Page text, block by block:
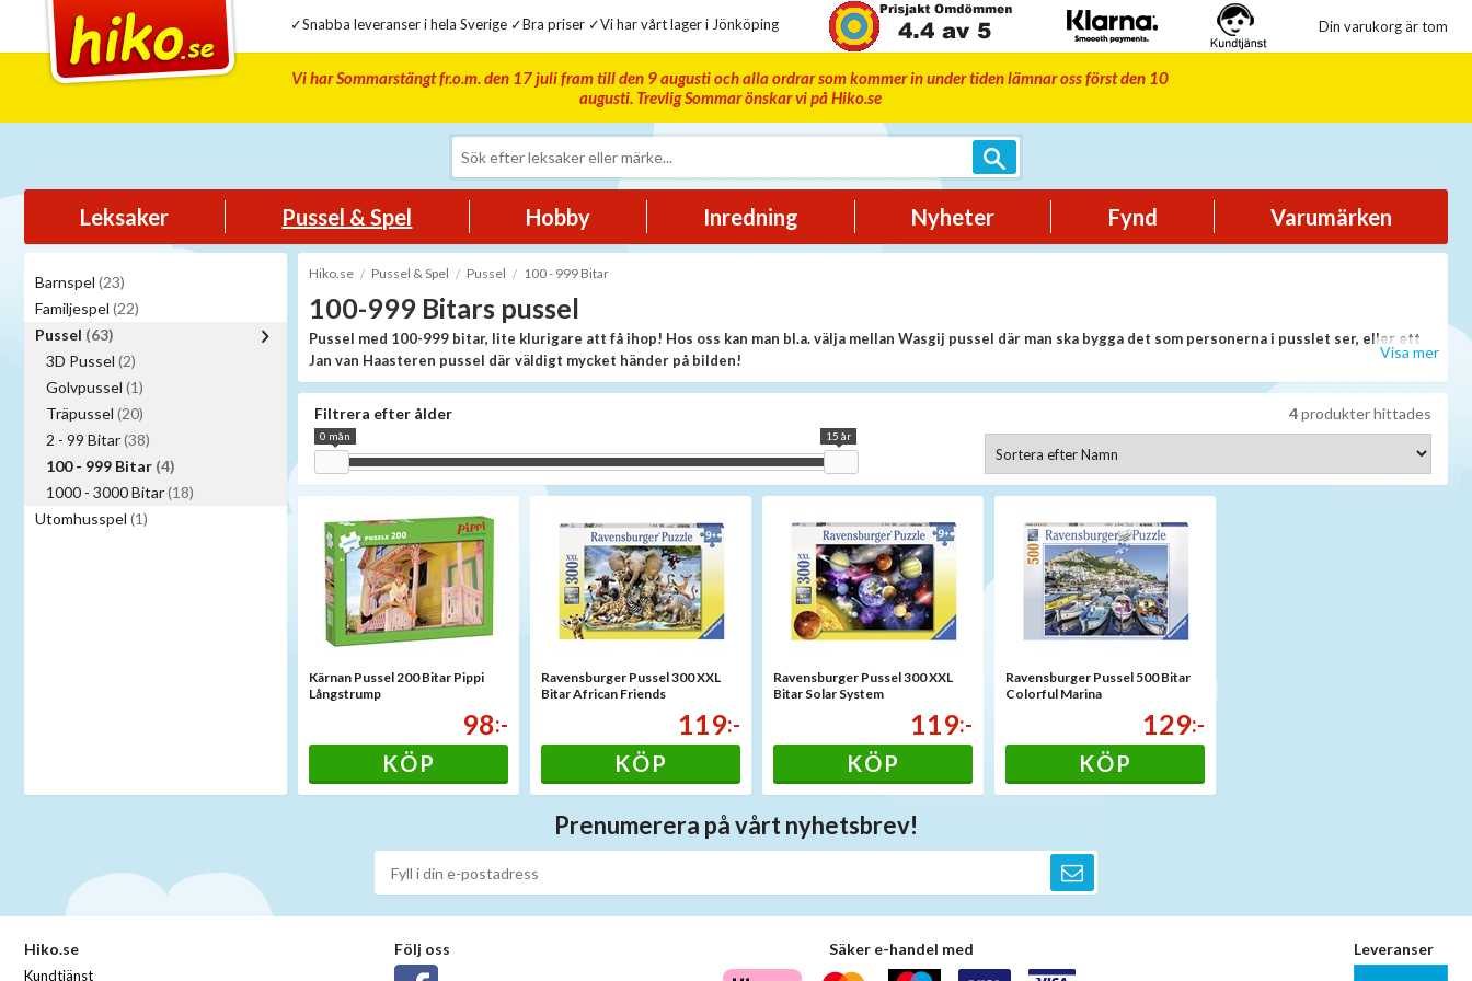
✓Snabba leveranser i hela Sverige ✓Bra priser ✓Vi har vårt lager i Jönköping Din varukorg är tom
Vi har Sommarstängt fr.o.m. den 17 juli fram till den 9 augusti och alla ordrar som kommer in under tiden lämnar oss först den 10
augusti. Trevlig Sommar önskar vi på Hiko.se
Leksaker Pussel & Spel Hobby Inredning Nyheter Fynd Varumärken
Barnspel (23)
Familjespel (22)
Pussel (63)
3D Pussel (2)
Golvpussel (1)
Träpussel (20)
2 - 99 Bitar(38)
100 - 999 Bitar (4)
1000 - 3000 Bitar(18)
Utomhusspel (1)
Hiko.se Pussel & Spel Pussel 100 - 999 Bitar
100-999 Bitars pussel
Pussel med 100-999 bitar, lite klurigare att få ihop! Hos oss kan man bl.a. välja mellan Wasgij pussel där man ska bygga det som personerna i pusslet ser, eller ett
Jan van Haasteren pussel där väldigt mycket händer på bilden!
Visa mer
Filtrera efter ålder
0 mån 15 år
4produkter hittades
Kärnan Pussel 200 Bitar Pippi
Långstrump
98:-
KÖP
Ravensburger Pussel 300 XXL
Bitar African Friends
119:-
KÖP
Ravensburger Pussel 300 XXL
Bitar Solar System
119:-
KÖP
Ravensburger Pussel 500 Bitar
Colorful Marina
129:-
KÖP
Prenumerera på vårt nyhetsbrev!
Hiko.se
Kundtjänst
Följ oss Säker e-handel med Leveranser